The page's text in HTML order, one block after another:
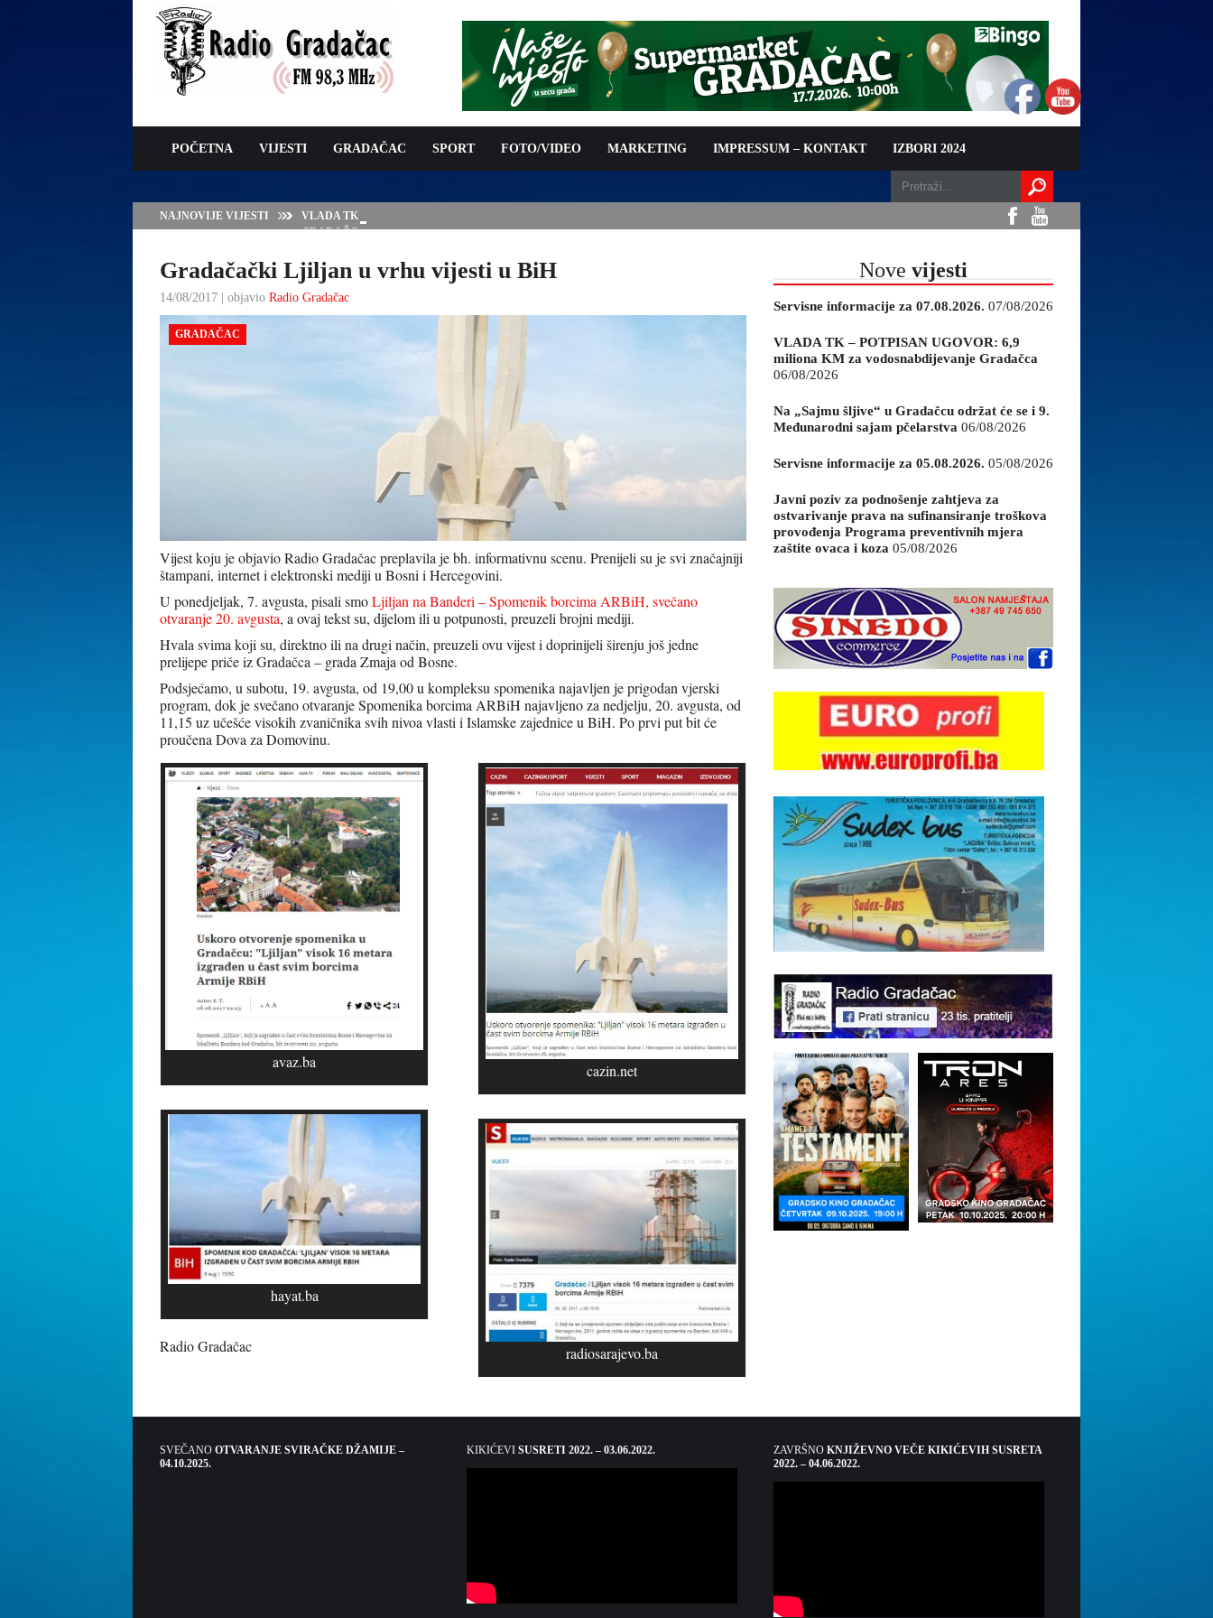
POČETNA VIJESTI GRADAČAC SPORT FOTO/VIDEO MARKETING IMPRESSUM – KONTAKT IZBORI 2024
NAJNOVIJE VIJESTI
VLADA TK – POTPISAN UGOVOR: 6,9 MILIONA KM ZA VODOSNABDIJEVANJE
GRADAČCA
Gradačački Ljiljan u vrhu vijesti u BiH
14/08/2017 | objavio Radio Gradačac
GRADAČAC
Vijest koju je objavio Radio Gradačac preplavila je bh. informativnu scenu. Prenijeli su je svi značajniji
štampani, internet i elektronski mediji u Bosni i Hercegovini.
U ponedjeljak, 7. avgusta, pisali smoLjiljan na Banderi – Spomenik borcima ARBiH, svečano
otvaranje 20. avgusta, a ovaj tekst su, dijelom ili u potpunosti, preuzeli brojni mediji.
Hvala svima koji su, direktno ili na drugi način, preuzeli ovu vijest i doprinijeli širenju još jedne
prelijepe priče iz Gradačca – grada Zmaja od Bosne.
Podsjećamo, u subotu, 19. avgusta, od 19,00 u kompleksu spomenika najavljen je prigodan vjerski
program, dok je svečano otvaranje Spomenika borcima ARBiH najavljeno za nedjelju, 20. avgusta, od
11,15 uz učešće visokih zvaničnika svih nivoa vlasti i Islamske zajednice u BiH. Po prvi put bit će
proučena Dova za Domovinu.
avaz.ba cazin.net
hayat.ba
radiosarajevo.ba
Radio Gradačac
Nove vijesti
Servisne informacije za 07.08.2026. 07/08/2026
VLADA TK – POTPISAN UGOVOR: 6,9
miliona KM za vodosnabdijevanje Gradačca
06/08/2026
Na „Sajmu šljive“ u Gradačcu održat će se i 9.
Međunarodni sajam pčelarstva 06/08/2026
Servisne informacije za 05.08.2026. 05/08/2026
Javni poziv za podnošenje zahtjeva za
ostvarivanje prava na sufinansiranje troškova
provođenja Programa preventivnih mjera
zaštite ovaca i koza 05/08/2026
SVEČANO OTVARANJE SVIRAČKE DŽAMIJE –
04.10.2025.
KIKIĆEVI SUSRETI 2022. – 03.06.2022. ZAVRŠNO KNJIŽEVNO VEČE KIKIĆEVIH SUSRETA
2022. – 04.06.2022.